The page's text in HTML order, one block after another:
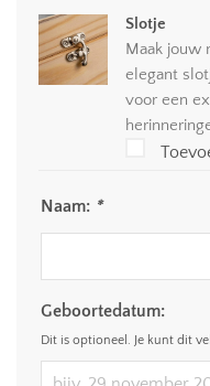
Slotje
Maak jouw
elegant
voor een
Naam: *
Geboortedatum:
Dit is optioneel. Je kunt dit